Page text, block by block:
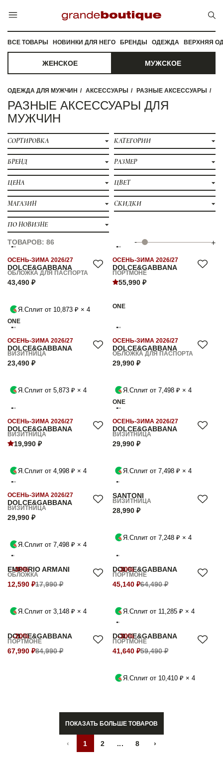
ВСЕ ТОВАРЫ НОВИНКИ ДЛЯ НЕГО БРЕНДЫ ОДЕЖДА ВЕРХНЯЯ
ЖЕНСКОЕ МУЖСКОЕ
ОДЕЖДА ДЛЯ МУЖЧИН АКСЕССУАРЫ РАЗНЫЕ АКСЕССУАРЫ
РАЗНЫЕ АКСЕССУАРЫ ДЛЯ
МУЖЧИН
СОРТИРОВКА КАТЕГОРИИ
БРЕНД РАЗМЕР
ЦЕНА ЦВЕТ
МАГАЗИН СКИДКИ
ПО НОВИЗНЕ
ТОВАРОВ: 86 - +
DOLCE&GABBANA
ОСЕНЬ-ЗИМА 2026/27
ОБЛОЖКА ДЛЯ ПАСПОРТА
43,490 ₽
Я.Сплит от 10,873 ₽ × 4
ONE
DOLCE&GABBANA
ОСЕНЬ-ЗИМА 2026/27
ПОРТМОНЕ
55,990 ₽
ONE
DOLCE&GABBANA
ОСЕНЬ-ЗИМА 2026/27
ВИЗИТНИЦА
23,490 ₽
Я.Сплит от 5,873 ₽ × 4
DOLCE&GABBANA
ОСЕНЬ-ЗИМА 2026/27
ОБЛОЖКА ДЛЯ ПАСПОРТА
29,990 ₽
Я.Сплит от 7,498 ₽ × 4
ONE
DOLCE&GABBANA
ОСЕНЬ-ЗИМА 2026/27
ВИЗИТНИЦА
19,990 ₽
Я.Сплит от 4,998 ₽ × 4
DOLCE&GABBANA
ОСЕНЬ-ЗИМА 2026/27
ВИЗИТНИЦА
29,990 ₽
Я.Сплит от 7,498 ₽ × 4
DOLCE&GABBANA
ОСЕНЬ-ЗИМА 2026/27
ВИЗИТНИЦА
29,990 ₽
Я.Сплит от 7,498 ₽ × 4
SANTONI
ВИЗИТНИЦА
28,990 ₽
Я.Сплит от 7,248 ₽ × 4
-30%
EMPORIO ARMANI
ОБЛОЖКА
12,590 ₽17,990 ₽
Я.Сплит от 3,148 ₽ × 4
-30%
DOLCE&GABBANA
ПОРТМОНЕ
45,140 ₽64,490 ₽
Я.Сплит от 11,285 ₽ × 4
-20%
DOLCE&GABBANA
ПОРТМОНЕ
67,990 ₽84,990 ₽
-30%
DOLCE&GABBANA
ПОРТМОНЕ
41,640 ₽59,490 ₽
Я.Сплит от 10,410 ₽ × 4
ПОКАЗАТЬ БОЛЬШЕ ТОВАРОВ
‹ 1 2 ... 8 ›